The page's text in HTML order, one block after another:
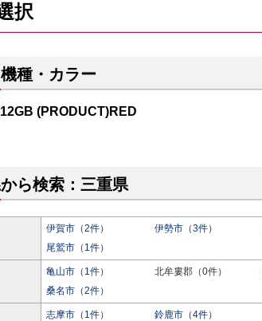
択
種・カラー
(PRODUCT)RED
ら検索：三重県
伊賀市（2件） 伊勢市（3件）
尾鷲市（1件）
亀山市（1件） 北牟婁郡（0件）
桑名市（2件）
志摩市（1件） 鈴鹿市（4件）